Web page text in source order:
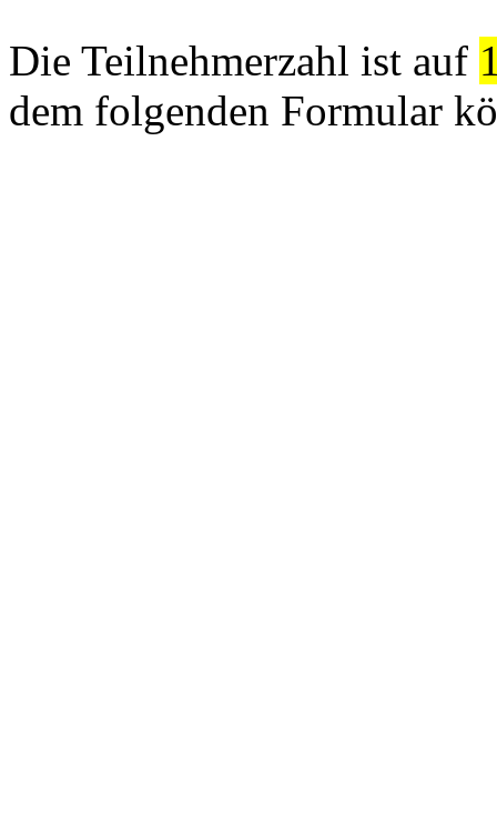
Die Teilnehmerzahl ist auf
dem folgenden Formular